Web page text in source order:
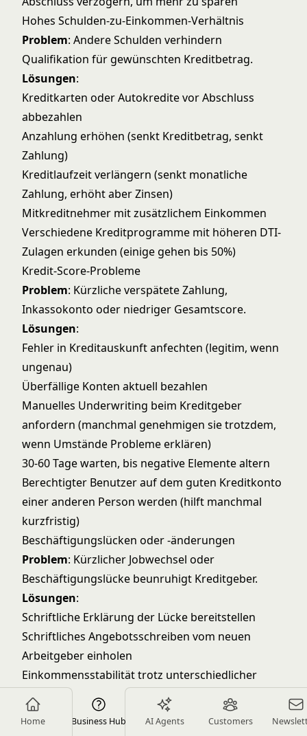
Home Business Hub AI Agents Customers
Hohes Schulden-zu-Einkommen-Verhältnis
Problem: Andere Schulden verhindern
Qualifikation für gewünschten Kreditbetrag.
Lösungen:
Kreditkarten oder Autokredite vor Abschluss
abbezahlen
Anzahlung erhöhen (senkt Kreditbetrag, senkt
Zahlung)
Kreditlaufzeit verlängern (senkt monatliche
Zahlung, erhöht aber Zinsen)
Mitkreditnehmer mit zusätzlichem Einkommen
Verschiedene Kreditprogramme mit höheren DTI-
Zulagen erkunden (einige gehen bis 50%)
Kredit-Score-Probleme
Problem: Kürzliche verspätete Zahlung,
Inkassokonto oder niedriger Gesamtscore.
Lösungen:
Fehler in Kreditauskunft anfechten (legitim, wenn
ungenau)
Überfällige Konten aktuell bezahlen
Manuelles Underwriting beim Kreditgeber
anfordern (manchmal genehmigen sie trotzdem,
wenn Umstände Probleme erklären)
30-60 Tage warten, bis negative Elemente altern
Berechtigter Benutzer auf dem guten Kreditkonto
einer anderen Person werden (hilft manchmal
kurzfristig)
Beschäftigungslücken oder -änderungen
Problem: Kürzlicher Jobwechsel oder
Beschäftigungslücke beunruhigt Kreditgeber.
Lösungen:
Schriftliche Erklärung der Lücke bereitstellen
Schriftliches Angebotsschreiben vom neuen
Arbeitgeber einholen
Einkommensstabilität trotz unterschiedlicher
Arbeitgeber dokumentieren
Mitkreditnehmer mit stabiler Beschäftigung